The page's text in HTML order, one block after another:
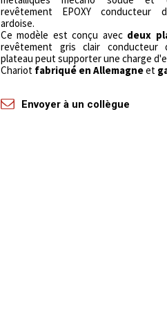
revêtement EPOXY conducteur
ardoise.
Ce modèle est conçu avecdeux
revêtement gris clair conducteur
plateau peut supporter une charge
Chariotfabriqué en Allemagneet
Envoyer à un collègue